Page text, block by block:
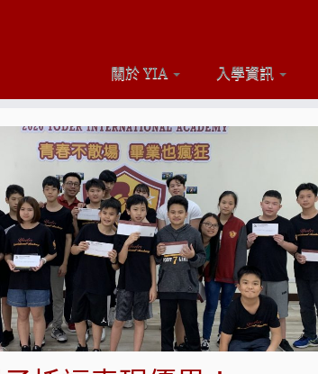
關於 YIA 入學資訊